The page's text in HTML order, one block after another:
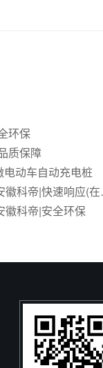
环保
质保障
电动车自动充电桩
郑州汽
徽科帝|安全环保